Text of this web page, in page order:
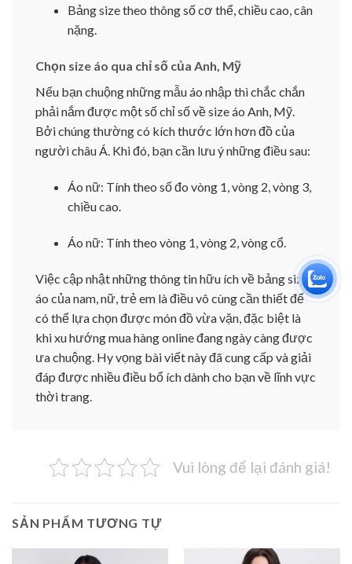
Bảng size theo thông số cơ thể, chiều cao, cân
nặng.
Chọn size áo qua chỉ số của Anh, Mỹ
Nếu bạn chuộng những mẫu áo nhập thì chắc chắn
phải nắm được một số chỉ số về size áo Anh, Mỹ.
Bởi chúng thường có kích thước lớn hơn đồ của
người châu Á. Khi đó, bạn cần lưu ý những điều sau:
Áo nữ: Tính theo số đo vòng 1, vòng 2, vòng 3,
chiều cao.
Áo nữ: Tính theo vòng 1, vòng 2, vòng cổ.
Việc cập nhật những thông tin hữu ích về bảng size
áo của nam, nữ, trẻ em là điều vô cùng cần thiết để
có thể lựa chọn được món đồ vừa vặn, đặc biệt là
khi xu hướng mua hàng online đang ngày càng được
ưa chuộng. Hy vọng bài viết này đã cung cấp và giải
đáp được nhiều điều bổ ích dành cho bạn về lĩnh vực
thời trang.
Vui lòng để lại đánh giá!
SẢN PHẨM TƯƠNG TỰ